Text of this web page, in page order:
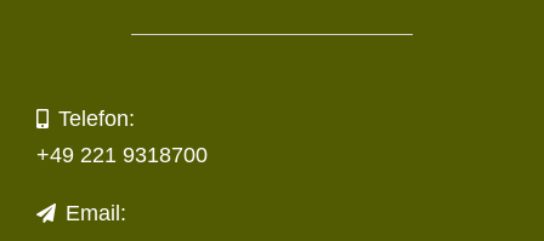
Telefon:
+49 221 9318700
Email: